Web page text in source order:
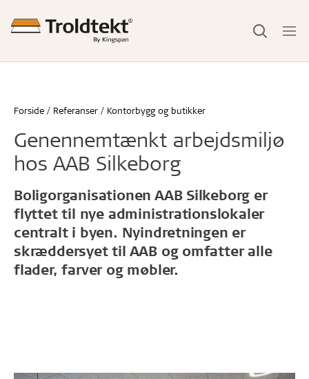
Forside Referanser Kontorbygg og butikker
Genennemtænkt arbejdsmiljø
hos AAB Silkeborg
Boligorganisationen AAB Silkeborg er
flyttet til nye administrationslokaler
centralt i byen. Nyindretningen er
skræddersyet til AAB og omfatter alle
flader, farver og møbler.